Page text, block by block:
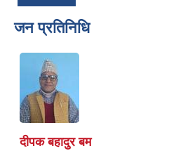
जन प्रतिनिधि
दीपक बहादुर बम